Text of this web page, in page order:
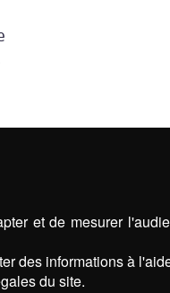
et de mesurer
des informations à
du site.